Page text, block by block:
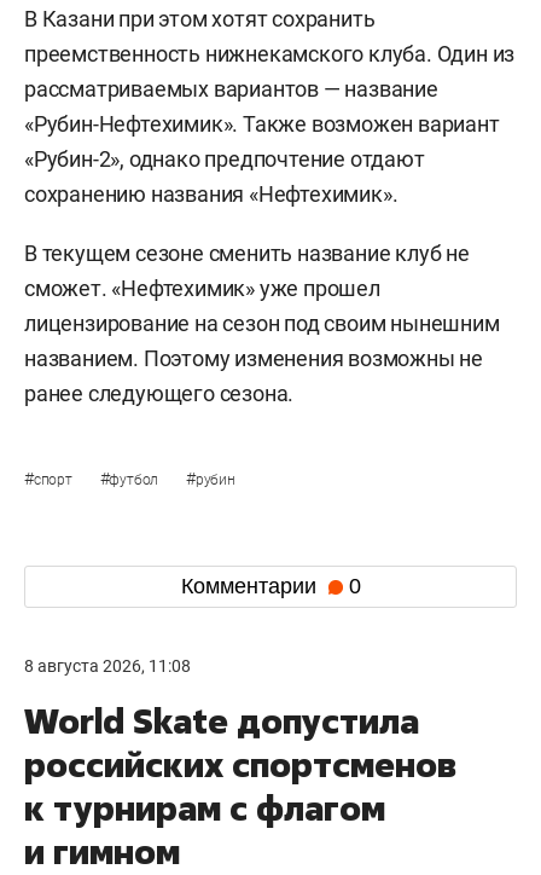
В Казани при этом хотят сохранить
преемственность нижнекамского клуба. Один из
рассматриваемых вариантов — название
«Рубин-Нефтехимик». Также возможен вариант
«Рубин-2», однако предпочтение отдают
сохранению названия «Нефтехимик».
В текущем сезоне сменить название клуб не
сможет. «Нефтехимик» уже прошел
лицензирование на сезон под своим нынешним
названием. Поэтому изменения возможны не
ранее следующего сезона.
#спорт #футбол #рубин
Комментарии 0
8 августа 2026, 11:08
World Skate допустила
российских спортсменов
к турнирам с флагом
и гимном